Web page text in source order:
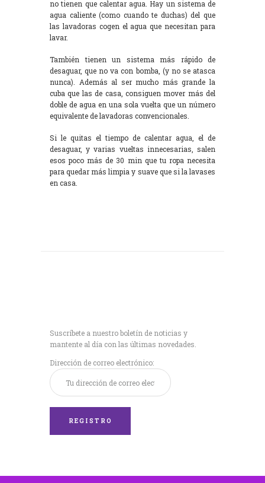
no tienen que calentar agua. Hay un sistema de
agua caliente (como cuando te duchas) del que
las lavadoras cogen el agua que necesitan para
lavar.
También tienen un sistema más rápido de
desaguar, que no va con bomba, (y no se atasca
nunca). Además al ser mucho más grande la
cuba que las de casa, consiguen mover más del
doble de agua en una sola vuelta que un número
equivalente de lavadoras convencionales.
Si le quitas el tiempo de calentar agua, el de
desaguar, y varias vueltas innecesarias, salen
esos poco más de 30 min que tu ropa necesita
para quedar más limpia y suave que si la lavases
en casa.
Suscríbete a nuestro boletín de noticias y
mantente al día con las últimas novedades.
Dirección de correo electrónico: